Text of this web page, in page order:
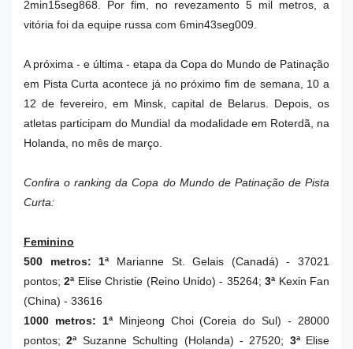
2min15seg868. Por fim, no revezamento 5 mil metros, a
vitória foi da equipe russa com 6min43seg009.
A próxima - e última - etapa da Copa do Mundo de Patinação
em Pista Curta acontece já no próximo fim de semana, 10 a
12 de fevereiro, em Minsk, capital de Belarus. Depois, os
atletas participam do Mundial da modalidade em Roterdã, na
Holanda, no mês de março.
Confira o ranking da Copa do Mundo de Patinação de Pista
Curta:
Feminino
500 metros: 1ª Marianne St. Gelais (Canadá) - 37021
pontos;2ª Elise Christie (Reino Unido) - 35264;3ªKexin Fan
(China) - 33616
1000 metros: 1ª Minjeong Choi (Coreia do Sul) - 28000
pontos;2ª Suzanne Schulting (Holanda) - 27520; 3ªElise